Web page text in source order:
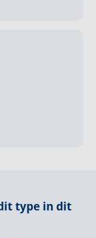
De architectuur
type in dit